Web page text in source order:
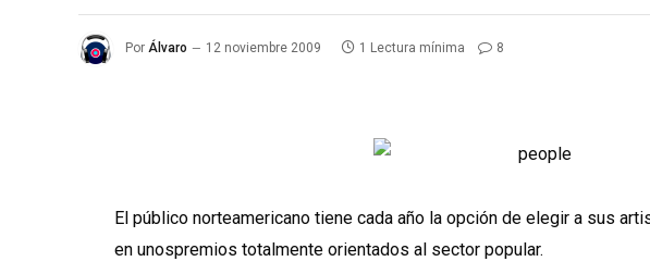
Por Álvaro 12 noviembre 2009 1 Lectura mínima 8
El público norteamericano tiene cada año la opción de elegir a sus
en unospremios totalmente orientados al sector popular.